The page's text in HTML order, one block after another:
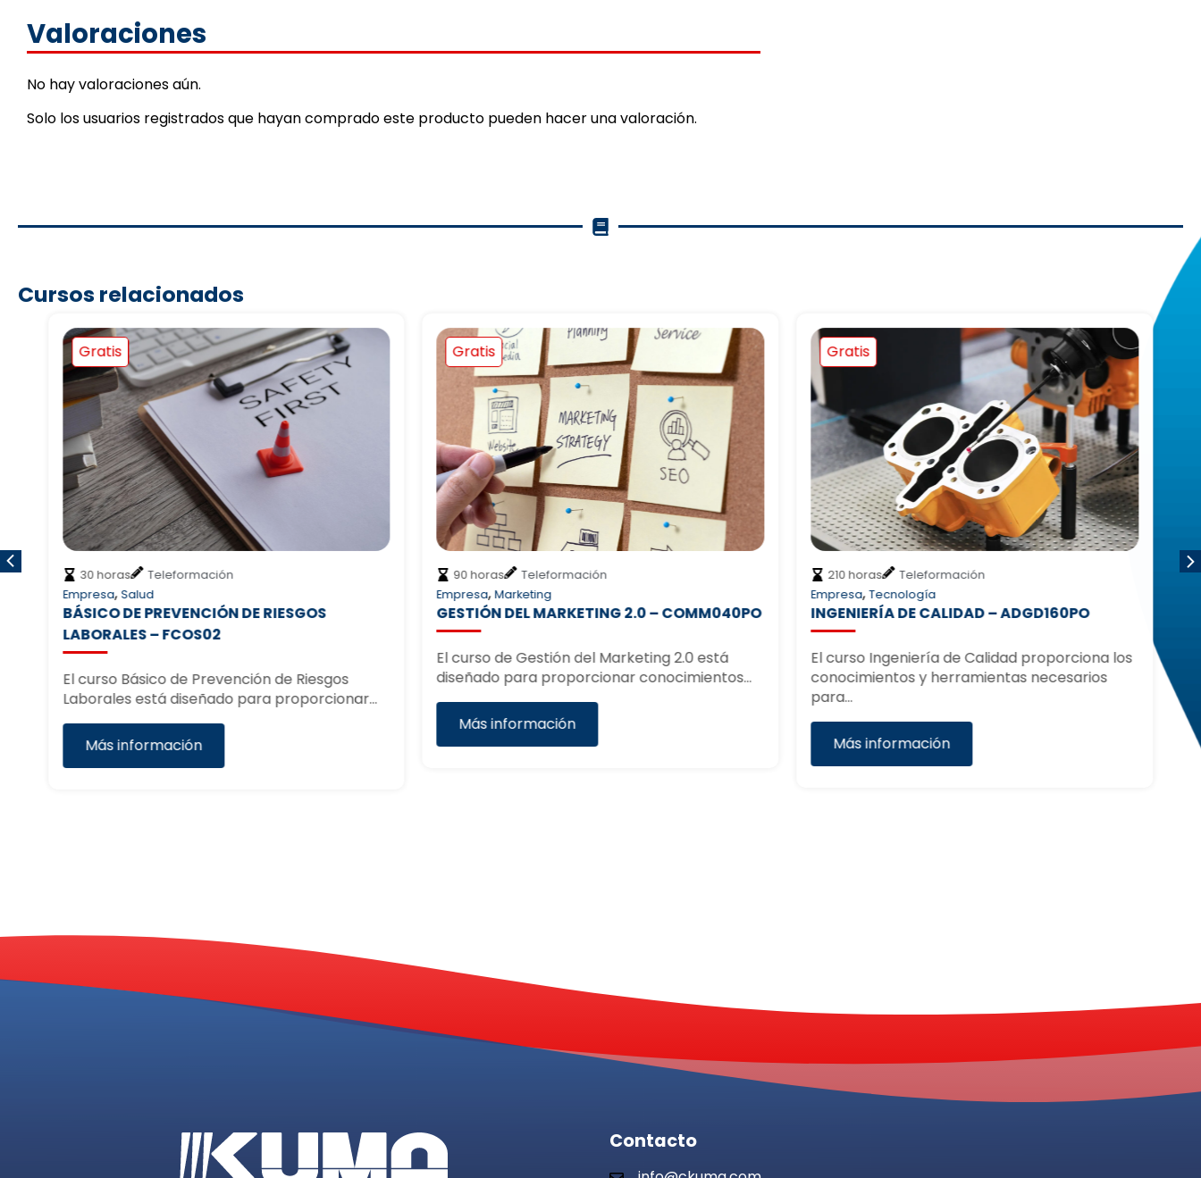
Valoraciones
No hay valoraciones aún.
Solo los usuarios registrados que hayan comprado este producto pueden hacer una valoración.
Cursos relacionados
Gratis
30 horas
Teleformación
Empresa, Salud
BÁSICO DE PREVENCIÓN DE RIESGOS
LABORALES – FCOS02
El curso Básico de Prevención de Riesgos
Laborales está diseñado para proporcionar…
Más información
Gratis
90 horas
Teleformación
Empresa, Marketing
GESTIÓN DEL MARKETING 2.0 – COMM040PO
El curso de Gestión del Marketing 2.0 está
diseñado para proporcionar conocimientos…
Más información
Gratis
210 horas
Teleformación
Empresa, Tecnología
INGENIERÍA DE CALIDAD – ADGD160PO
El curso Ingeniería de Calidad proporciona los
conocimientos y herramientas necesarios
para…
Más información
Contacto